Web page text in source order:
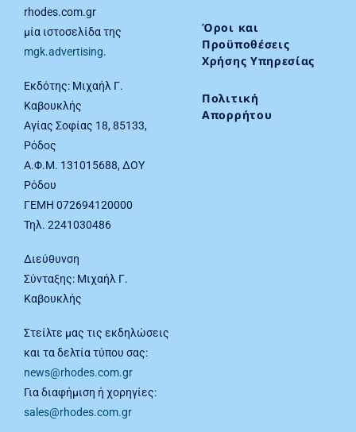
rhodes.com.gr
μία ιστοσελίδα της
mgk.advertising.
Εκδότης: Μιχαήλ Γ.
Καβουκλής
Αγίας Σοφίας 18, 85133,
Ρόδος
Α.Φ.Μ. 131015688, ΔΟΥ
Ρόδου
ΓΕΜΗ 072694120000
Τηλ. 2241030486
Διεύθυνση
Σύνταξης: Μιχαήλ Γ.
Καβουκλής
Στείλτε μας τις εκδηλώσεις
και τα δελτία τύπου σας:
news@rhodes.com.gr
Για διαφήμιση ή χορηγίες:
sales@rhodes.com.gr
Όροι και
Προϋποθέσεις
Χρήσης Υπηρεσίας
Πολιτική
Απορρήτου